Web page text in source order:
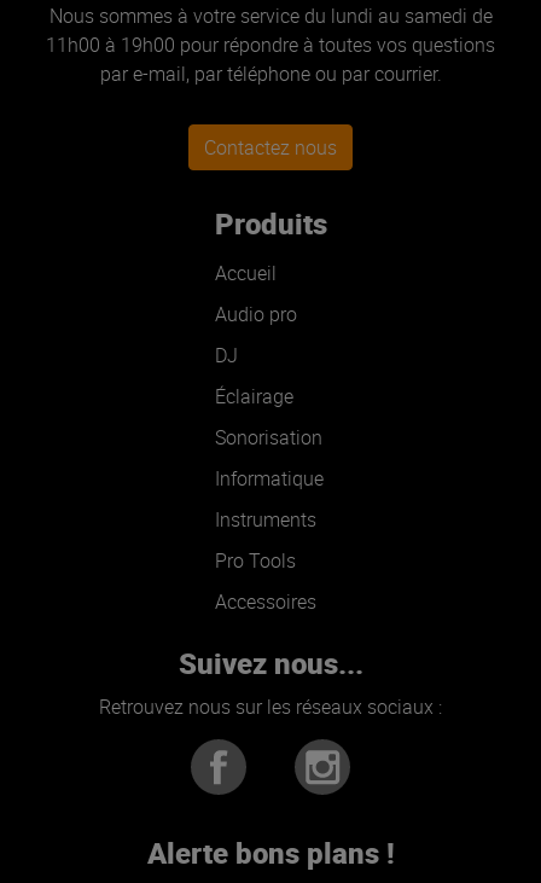
Nous sommes à votre service du lundi au samedi de
11h00 à 19h00 pour répondre à toutes vos questions
par e-mail, par téléphone ou par courrier.
Contactez nous
Produits
Accueil
Audio pro
DJ
Éclairage
Sonorisation
Informatique
Instruments
Pro Tools
Accessoires
Suivez nous...
Retrouvez nous sur les réseaux sociaux :
Alerte bons plans !